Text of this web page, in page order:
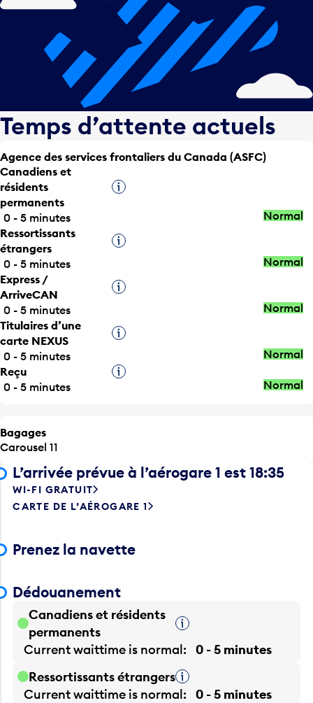
Temps d’attente actuels
Agence des services frontaliers du Canada (ASFC)
Canadiens et
résidents
permanents
Infobulle
0 - 5 minutes
Normal
Ressortissants
étrangers
Infobulle
0 - 5 minutes
Normal
Express /
ArriveCAN
Infobulle
0 - 5 minutes
Normal
Titulaires d’une
carte NEXUS
Infobulle
0 - 5 minutes
Normal
Reçu
Infobulle
0 - 5 minutes
Normal
Bagages
Carousel 11
L’arrivée prévue à l’aérogare 1 est 18:35
WI-FI GRATUIT
CARTE DE L’AÉROGARE 1
Prenez la navette
Dédouanement
Canadiens et résidents
permanents
Infobulle
Current waittime is normal
0 - 5 minutes
Ressortissants étrangersInfobulle
Current waittime is normal
0 - 5 minutes